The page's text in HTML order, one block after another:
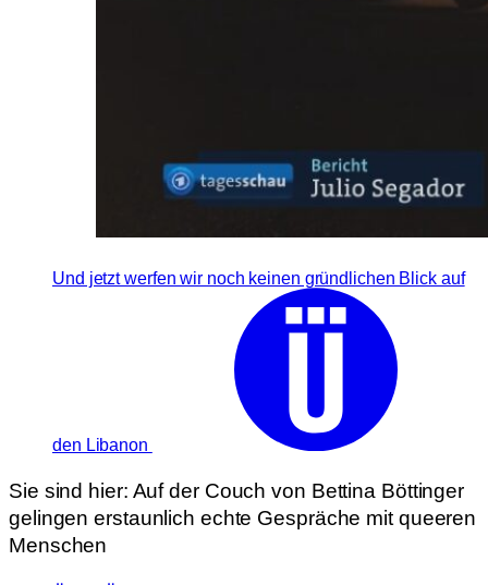
Und jetzt werfen wir noch keinen gründlichen Blick auf
den Libanon
Sie sind hier: Auf der Couch von Bettina Böttinger
gelingen erstaunlich echte Gespräche mit queeren
Menschen